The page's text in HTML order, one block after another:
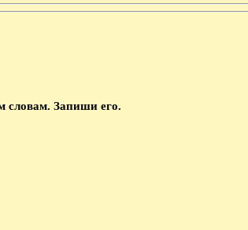
словам. Запиши его.